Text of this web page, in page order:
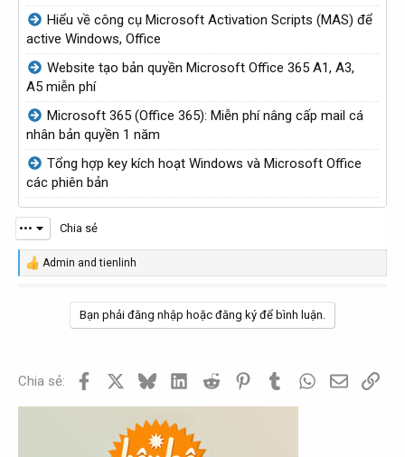
Hiểu về công cụ Microsoft Activation Scripts (MAS) để
active Windows, Office
Website tạo bản quyền Microsoft Office 365 A1, A3,
A5 miễn phí
Microsoft 365 (Office 365): Miễn phí nâng cấp mail cá
nhân bản quyền 1 năm
Tổng hợp key kích hoạt Windows và Microsoft Office
các phiên bản
••• Chia sẻ
R
s
Admin andtienlinh
Bạn phải đăng nhập hoặc đăng ký để bình luận.
Chia sẻ: Facebook BlueskyLinkedInReddit PinterestTumblrWhatsApp
EmailLink